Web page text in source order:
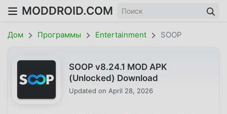
MODDROID.COM
Дом Программы Entertainment SOOP
SOOP v8.24.1 MOD APK
(Unlocked) Download
Updated on April 28, 2026